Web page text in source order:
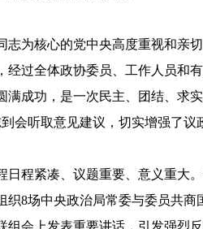
志为核心的党中央高度重视和亲
经过全体政协委员、工作人员和
满成功，是一次民主、团结、求
会听取意见建议，切实增强了议
日程紧凑、议题重要、意义重大
织8场中央政治局常委与委员共
组会上发表重要讲话，引发强烈